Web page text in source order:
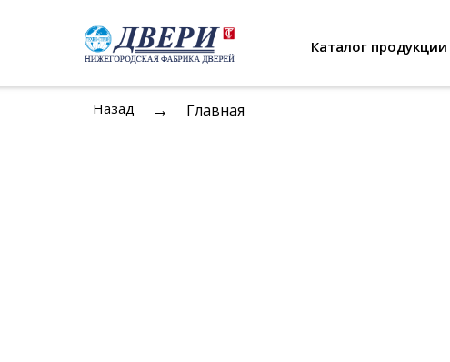
Главная
Назад
Каталог продукции
→